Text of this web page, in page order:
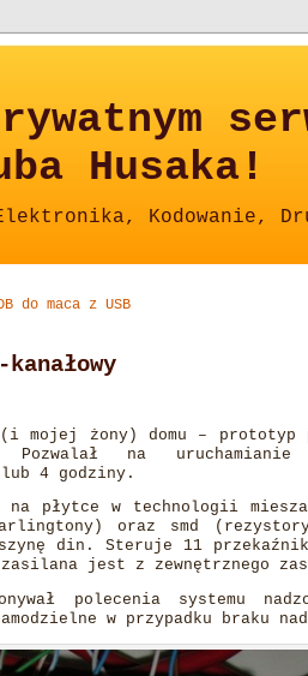
Husaka!
Kodowanie,
do maca z USB
(i mojej żony) domu – prototyp
na uruchamianie
lub 4 godziny.
na płytce w technologii
oraz smd
din. Steruje 11
jest z zewnętrznego
polecenia systemu
w przypadku braku